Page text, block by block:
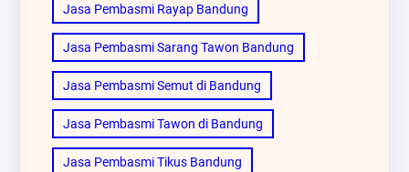
Jasa Pembasmi Rayap Bandung
Jasa Pembasmi Sarang Tawon Bandung
Jasa Pembasmi Semut di Bandung
Jasa Pembasmi Tawon di Bandung
Jasa Pembasmi Tikus Bandung